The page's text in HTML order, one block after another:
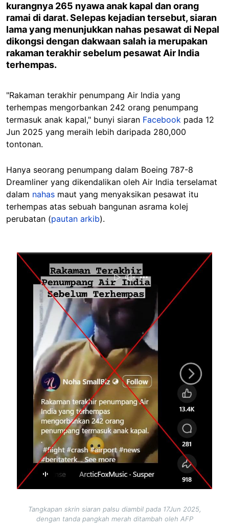
kurangnya 265 nyawa anak kapal dan orang
ramai di darat. Selepas kejadian tersebut, siaran
lama yang menunjukkan nahas pesawat di Nepal
dikongsi dengan dakwaan salah ia merupakan
rakaman terakhir sebelum pesawat Air India
terhempas.
"Rakaman terakhir penumpang Air India yang
terhempas mengorbankan 242 orang penumpang
termasuk anak kapal," bunyi siaran Facebook pada 12
Jun 2025 yang meraih lebih daripada 280,000
tontonan.
Hanya seorang penumpang dalam Boeing 787-8
Dreamliner yang dikendalikan oleh Air India terselamat
dalam nahas maut yang menyaksikan pesawat itu
terhempas atas sebuah bangunan asrama kolej
perubatan (pautan arkib).
Image
Tangkapan skrin siaran palsu diambil pada 17Jun 2025,
dengan tanda pangkah merah ditambah oleh AFP